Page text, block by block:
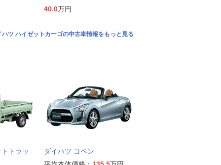
40.0万円
ハツ ハイゼットカーゴの中古車情報をもっと見る
トラッ
ダイハツ コペン